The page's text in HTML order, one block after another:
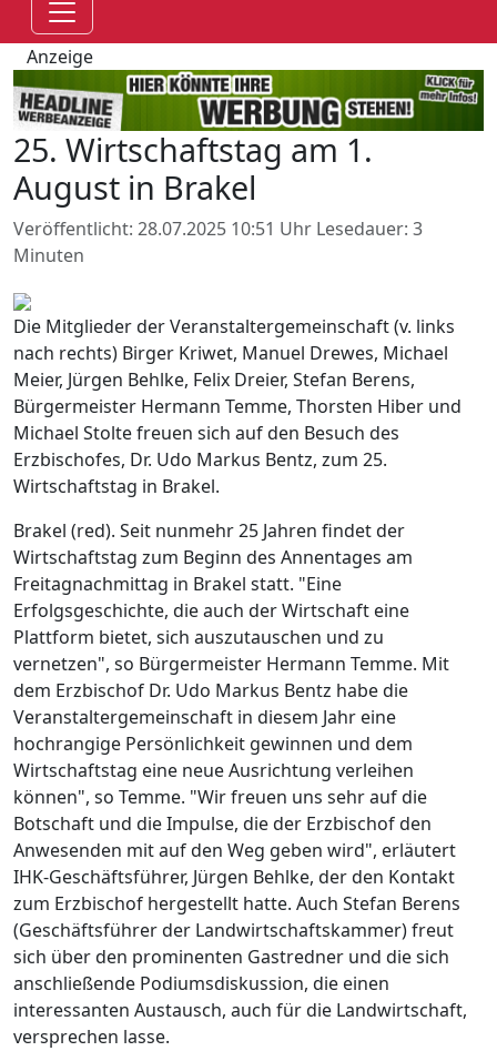
Anzeige
25. Wirtschaftstag am 1.
August in Brakel
Veröffentlicht: 28.07.2025 10:51 Uhr Lesedauer: 3
Minuten
Die Mitglieder der Veranstaltergemeinschaft (v. links
nach rechts) Birger Kriwet, Manuel Drewes, Michael
Meier, Jürgen Behlke, Felix Dreier, Stefan Berens,
Bürgermeister Hermann Temme, Thorsten Hiber und
Michael Stolte freuen sich auf den Besuch des
Erzbischofes, Dr. Udo Markus Bentz, zum 25.
Wirtschaftstag in Brakel.
Brakel (red). Seit nunmehr 25 Jahren findet der
Wirtschaftstag zum Beginn des Annentages am
Freitagnachmittag in Brakel statt. "Eine
Erfolgsgeschichte, die auch der Wirtschaft eine
Plattform bietet, sich auszutauschen und zu
vernetzen", so Bürgermeister Hermann Temme. Mit
dem Erzbischof Dr. Udo Markus Bentz habe die
Veranstaltergemeinschaft in diesem Jahr eine
hochrangige Persönlichkeit gewinnen und dem
Wirtschaftstag eine neue Ausrichtung verleihen
können", so Temme. "Wir freuen uns sehr auf die
Botschaft und die Impulse, die der Erzbischof den
Anwesenden mit auf den Weg geben wird", erläutert
IHK-Geschäftsführer, Jürgen Behlke, der den Kontakt
zum Erzbischof hergestellt hatte. Auch Stefan Berens
(Geschäftsführer der Landwirtschaftskammer) freut
sich über den prominenten Gastredner und die sich
anschließende Podiumsdiskussion, die einen
interessanten Austausch, auch für die Landwirtschaft,
versprechen lasse.